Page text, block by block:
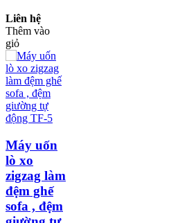
Liên hệ
Thêm vào
giỏ
Máy uốn
lò xo
zigzag làm
đệm ghế
sofa , đệm